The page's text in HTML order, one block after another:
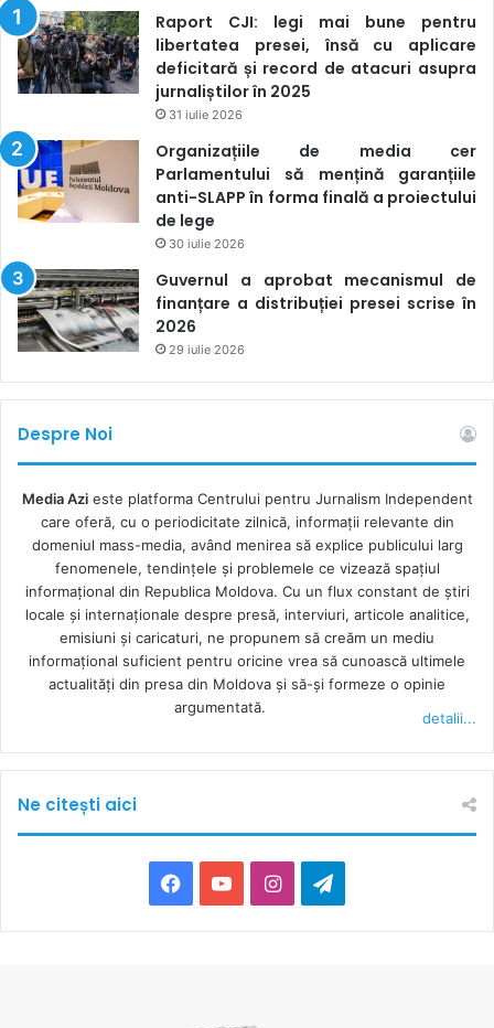
Raport CJI: legi mai bune pentru
libertatea presei, însă cu aplicare
deficitară și record de atacuri asupra
jurnaliștilor în 2025
31 iulie 2026
Organizațiile de media cer
Parlamentului să mențină garanțiile
anti-SLAPP în forma finală a proiectului
de lege
30 iulie 2026
Guvernul a aprobat mecanismul de
finanțare a distribuției presei scrise în
2026
29 iulie 2026
Despre Noi
Media Azieste platforma Centrului pentru Jurnalism Independent
care oferă, cu o periodicitate zilnică, informații relevante din
domeniul mass-media, având menirea să explice publicului larg
fenomenele, tendințele și problemele ce vizează spațiul
informațional din Republica Moldova. Cu un flux constant de ştiri
locale şi internaţionale despre presă, interviuri, articole analitice,
emisiuni și caricaturi, ne propunem să creăm un mediu
informaţional suficient pentru oricine vrea să cunoască ultimele
actualităţi din presa din Moldova şi să-şi formeze o opinie
argumentată.
detalii...
Ne citești aici
Facebook
YouTubeInstagramTelegram